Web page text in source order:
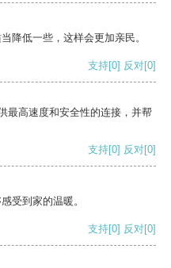
降低一些，这样会更加亲民。
支持[0] 反对[0]
最高速度和安全性的连接，并帮
支持[0] 反对[0]
受到家的温暖。
支持[0] 反对[0]